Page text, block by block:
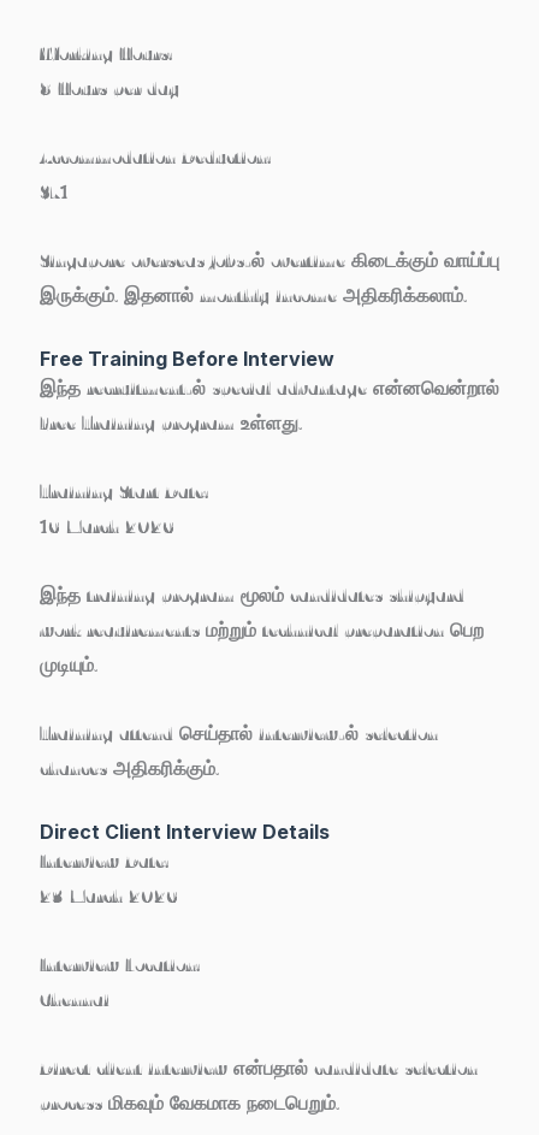
Working Hours:
8 Hours per day
Accommodation Deduction:
$71
Singapore overseas jobs-ல் overtime கிடைக்கும் வாய்ப்பு
இருக்கும். இதனால் monthly income அதிகரிக்கலாம்.
Free Training Before Interview
இந்த recruitment-ல் special advantage என்னவென்றால்
Free Training program உள்ளது.
Training Start Date:
16 March 2026
இந்த training program மூலம் candidates shipyard
work requirements மற்றும் technical preparation பெற
முடியும்.
Training attend செய்தால் interview-ல் selection
chances அதிகரிக்கும்.
Direct Client Interview Details
Interview Date:
23 March 2026
Interview Location:
Chennai
Direct client interview என்பதால் candidate selection
process மிகவும் வேகமாக நடைபெறும்.